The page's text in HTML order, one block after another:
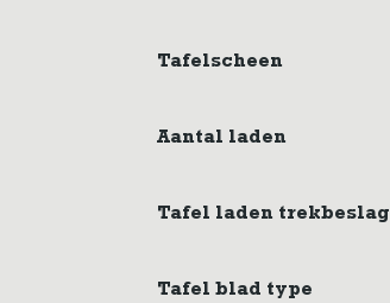
Tafelscheen
Aantal laden
Tafel laden trekbeslag
Tafel blad type